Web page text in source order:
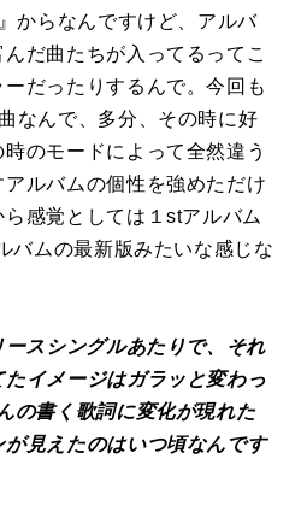
からなんですけど、アルバ
だ曲たちが入ってるってこ
だったりするんで。今回も
なんで、多分、その時に好
のモードによって全然違う
ルバムの個性を強めただけ
感覚としては１stアルバム
バムの最新版みたいな感じな
スシングルあたりで、それ
イメージはガラッと変わっ
の書く歌詞に変化が現れた
が見えたのはいつ頃なんです